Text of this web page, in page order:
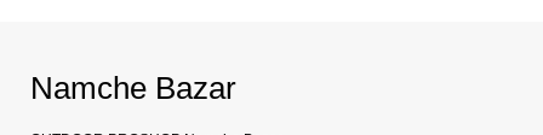
Namche Bazar